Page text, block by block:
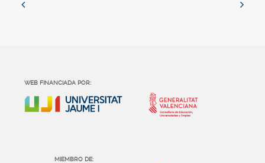
WEB FINANCIADA POR:
MIEMBRO DE: